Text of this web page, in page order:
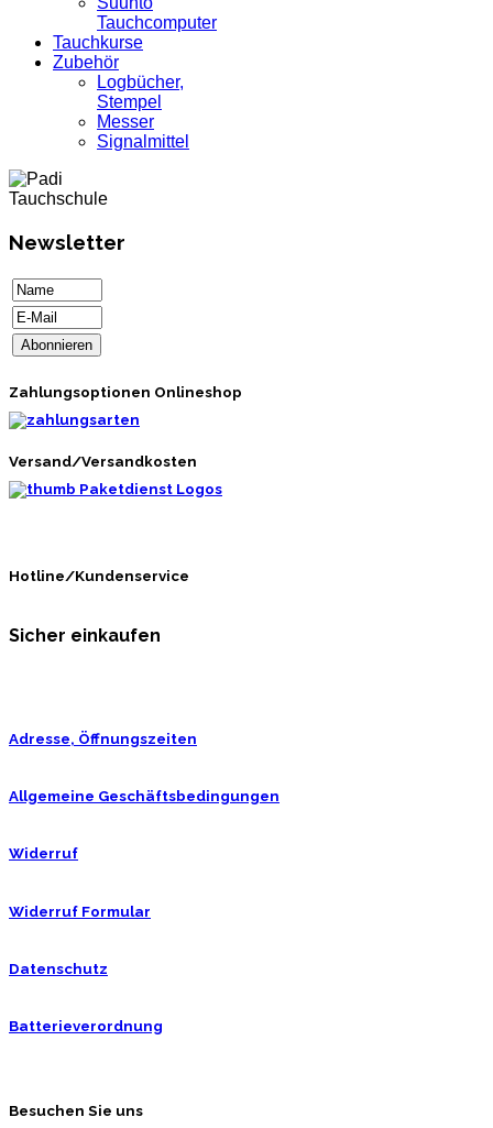
Tauchcomputer
Tauchkurse
Zubehör
Logbücher,
Stempel
Messer
Signalmittel
Newsletter
Zahlungsoptionen Onlineshop
Versand/Versandkosten
Hotline/Kundenservice
Sicher einkaufen
Adresse, Öffnungszeiten
Allgemeine Geschäftsbedingungen
Widerruf
Widerruf Formular
Datenschutz
Batterieverordnung
Besuchen Sie uns